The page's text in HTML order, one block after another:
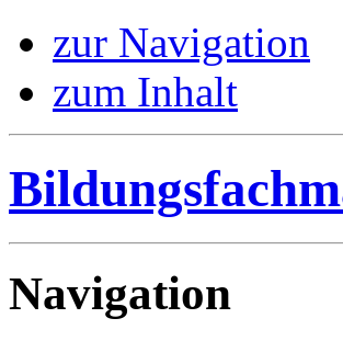
zur Navigation
zum Inhalt
Navigation